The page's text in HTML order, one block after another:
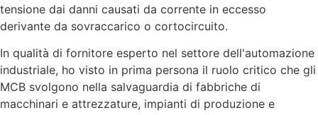
tensione dai danni causati da corrente in eccesso
derivante da sovraccarico o cortocircuito.
In qualità di fornitore esperto nel settore dell'automazione
industriale, ho visto in prima persona il ruolo critico che gli
MCB svolgono nella salvaguardia di fabbriche di
macchinari e attrezzature, impianti di produzione e